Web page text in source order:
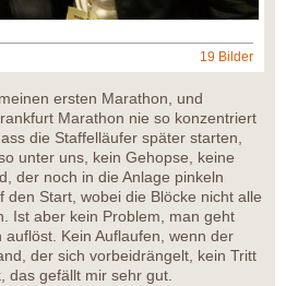
19 Bilder
ersten Marathon, und
Marathon nie so konzentriert
die Staffelläufer später starten,
unter uns, kein Gehopse, keine
der noch in die Anlage pinkeln
den Start, wobei die Blöcke nicht alle
Ist aber kein Problem, man geht
Kein Auflaufen, wenn der
der sich vorbeidrängelt, kein Tritt
das gefällt mir sehr gut.